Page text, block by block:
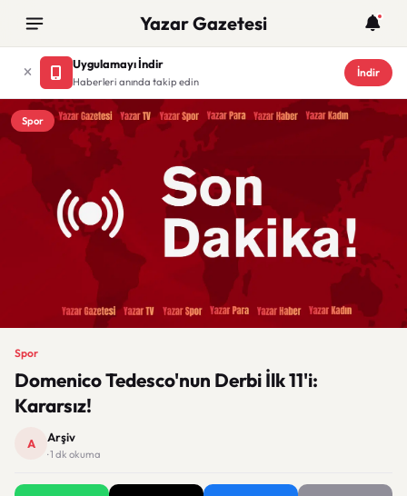
Yazar Gazetesi
Uygulamayı İndir
Haberleri anında takip edin
İndir
Spor
Spor
Domenico Tedesco'nun Derbi İlk 11'i:
Kararsız!
A Arşiv
· 1 dk okuma